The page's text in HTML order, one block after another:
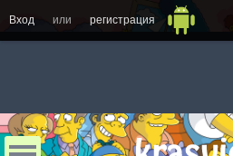
Вход или регистрация